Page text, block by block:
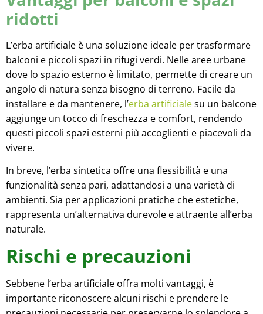
ridotti
L’erba artificiale è una soluzione ideale per trasformare
balconi e piccoli spazi in rifugi verdi. Nelle aree urbane
dove lo spazio esterno è limitato, permette di creare un
angolo di natura senza bisogno di terreno. Facile da
installare e da mantenere, l’erba artificialesu un balcone
aggiunge un tocco di freschezza e comfort, rendendo
questi piccoli spazi esterni più accoglienti e piacevoli da
vivere.
In breve, l’erba sintetica offre una flessibilità e una
funzionalità senza pari, adattandosi a una varietà di
ambienti. Sia per applicazioni pratiche che estetiche,
rappresenta un’alternativa durevole e attraente all’erba
naturale.
Rischi e precauzioni
Sebbene l’erba artificiale offra molti vantaggi, è
importante riconoscere alcuni rischi e prendere le